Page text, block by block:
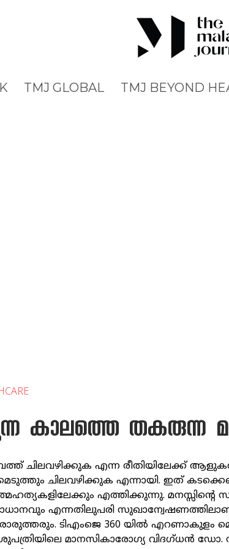
TMJ GLOBAL TMJ BEYOND
കാലത്തെ തകരുന്ന
ചിലവഴിക്കുക എന്ന രീതിയിലേക്ക് ആളുകള്‍
ചിലവഴിക്കുക എന്നായി. ഇത്
എത്തിക്കുന്നു. മനസ്സിന്റെ
എന്നതിലുപരി
ടിഎംജെ 360 യില്‍ എറണാകുളം
മാനസികാരോഗ്യ വിദഗ്ധന്‍